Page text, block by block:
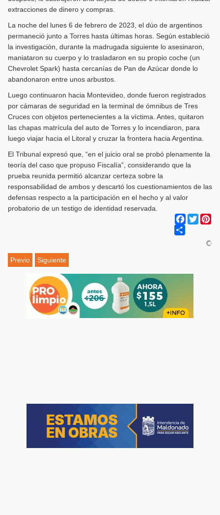
extracciones de dinero y compras.
La noche del lunes 6 de febrero de 2023, el dúo de argentinos
permaneció junto a Torres hasta últimas horas. Según estableció
la investigación, durante la madrugada siguiente lo asesinaron,
maniataron su cuerpo y lo trasladaron en su propio coche (un
Chevrolet Spark) hasta cercanías de Pan de Azúcar donde lo
abandonaron entre unos arbustos.
Luego continuaron hacia Montevideo, donde fueron registrados
por cámaras de seguridad en la terminal de ómnibus de Tres
Cruces con objetos pertenecientes a la víctima. Antes, quitaron
las chapas matrícula del auto de Torres y lo incendiaron, para
luego viajar hacia el Litoral y cruzar la frontera hacia Argentina.
El Tribunal expresó que, “en el juicio oral se probó plenamente la
teoría del caso que propuso Fiscalía”, considerando que la
prueba reunida permitió alcanzar certeza sobre la
responsabilidad de ambos y descartó los cuestionamientos de las
defensas respecto a la participación en el hecho y al valor
probatorio de un testigo de identidad reservada.
Facebook
Twitter
Previo Siguiente